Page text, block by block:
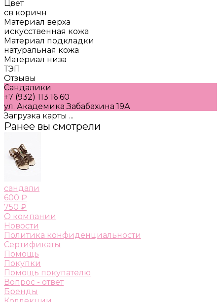
Цвет
св коричн
Материал верха
искусственная кожа
Материал подкладки
натуральная кожа
Материал низа
ТЭП
Отзывы
Сандалики
+7 (932) 113 16 60
ул. Академика Забабахина 19А
Загрузка карты ...
Ранее вы смотрели
сандали
600 ₽
750 ₽
О компании
Новости
Политика конфиденциальности
Сертификаты
Помощь
Покупки
Помощь покупателю
Вопрос - ответ
Бренды